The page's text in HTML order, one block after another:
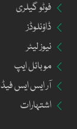
فوٹو گیلری
ڈاؤنلوڈز
نیوز لیٹر
موبائل ایپ
آر ایس ایس فیڈ
اشتہارات